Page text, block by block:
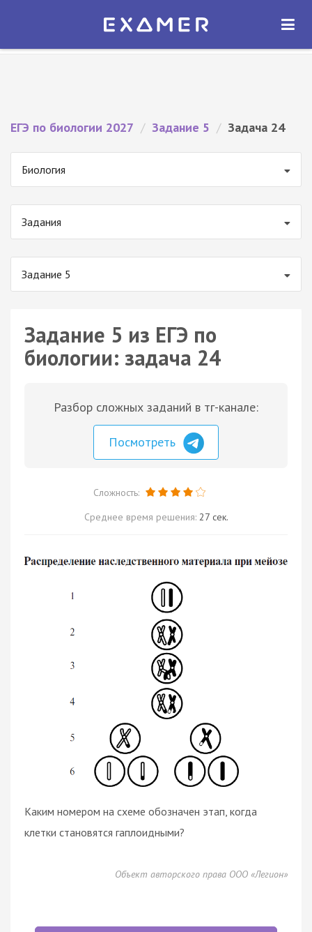
Экзамер — ЕГЭ 2027
ОТКРЫТЬ
ЕГЭ по биологии 2027 / Задание 5 / Задача 24
Биология
Задания
Задание 5
Задание 5 из ЕГЭ по
биологии: задача 24
Разбор сложных заданий в тг-канале:
Посмотреть
Сложность:
Среднее время решения: 27 сек.
Каким номером на схеме обозначен этап, когда
клетки становятся гаплоидными?
Объект авторского права ООО «Легион»